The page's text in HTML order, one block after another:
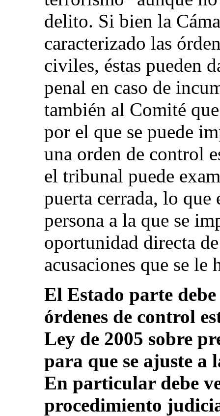
delito. Si bien la
caracterizado las
civiles, éstas pueden
penal en caso de
también al Comité
por el que se puede
una orden de control
el tribunal puede
puerta cerrada, lo que
persona a la que se
oportunidad directa
acusaciones que se le
El Estado parte
órdenes de control
Ley de 2005 sobre
para que se ajuste a
En particular debe
procedimiento